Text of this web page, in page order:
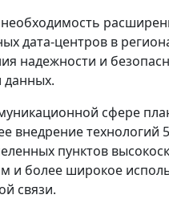
дата-центров в
надежности и
данных.
сфере
внедрение технологий
пунктов
и более широкое
связи.